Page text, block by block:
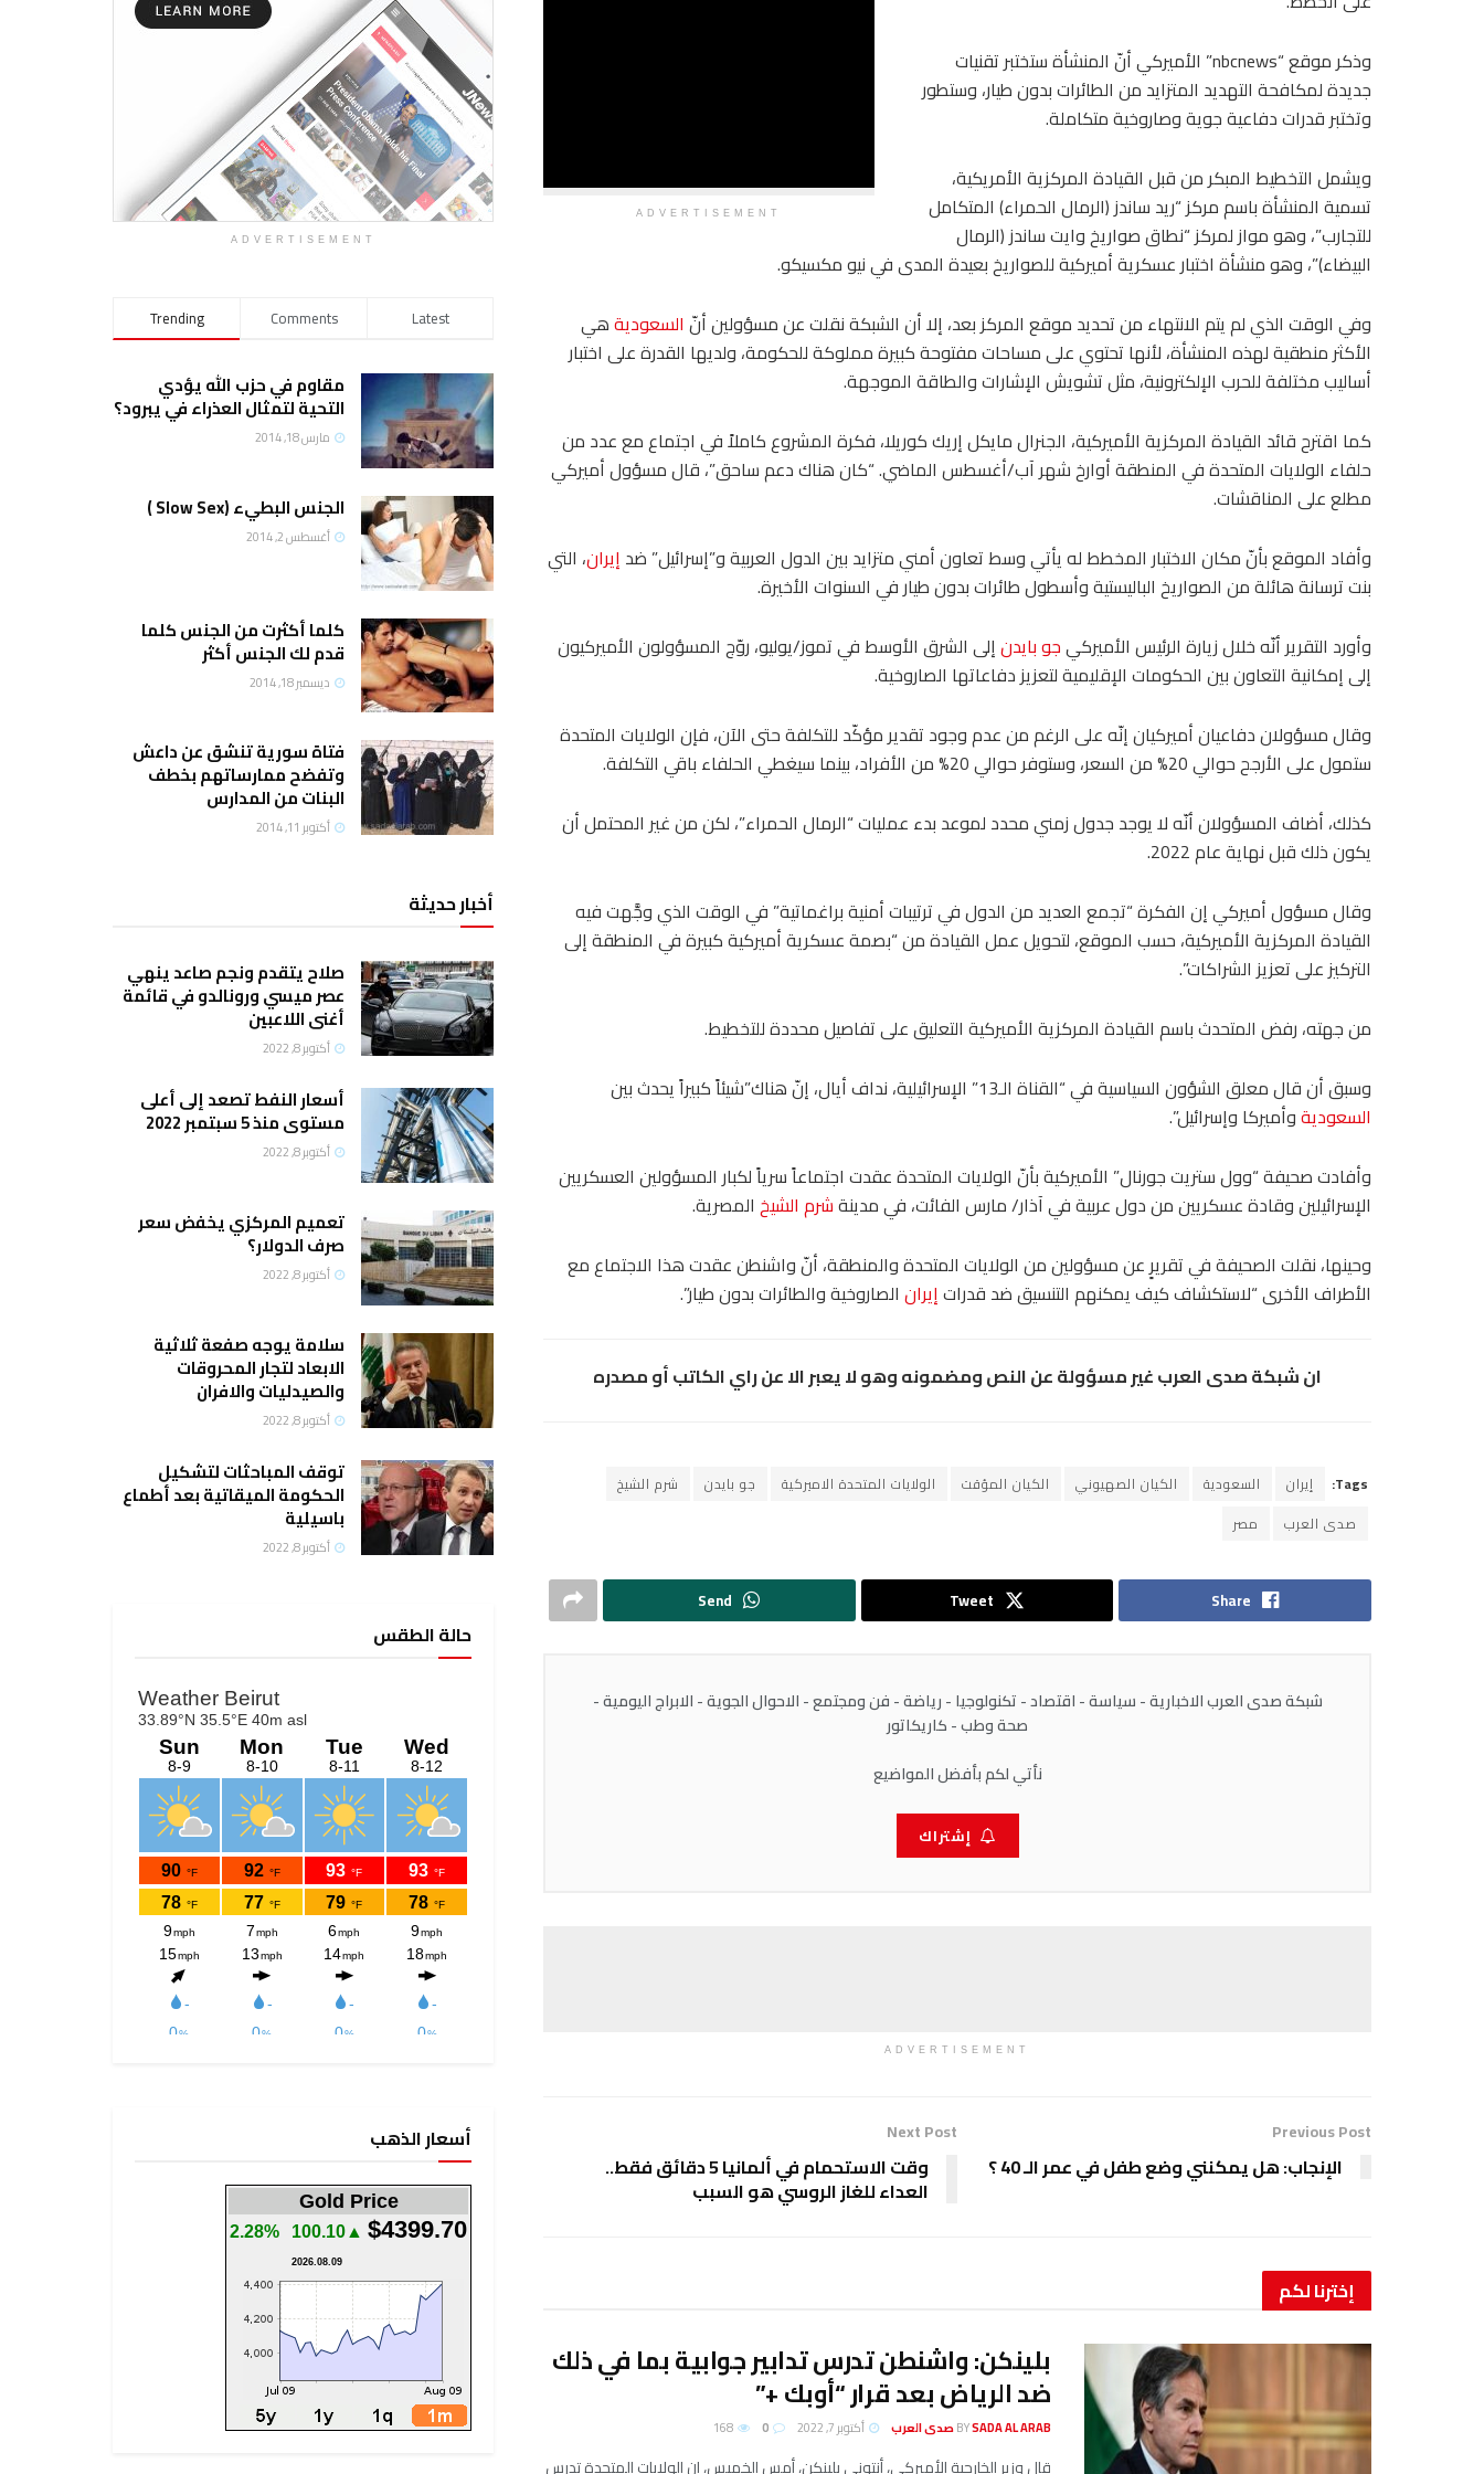
ADVERTISEMENT
وذكر موقع “nbcnews” الأميركي أنّ المنشأة ستختبر تقنيات
جديدة لمكافحة التهديد المتزايد من الطائرات بدون طيار، وستطور
وتختبر قدرات دفاعية جوية وصاروخية متكاملة.
ويشمل التخطيط المبكر من قبل القيادة المركزية الأمريكية،
تسمية المنشأة باسم مركز “ريد ساندز (الرمال الحمراء) المتكامل
للتجارب”، وهو مواز لمركز “نطاق صواريخ وايت ساندز (الرمال
البيضاء)”، وهو منشأة اختبار عسكرية أميركية للصواريخ بعيدة المدى في نيو مكسيكو.
وفي الوقت الذي لم يتم الانتهاء من تحديد موقع المركز بعد، إلا أن الشبكة نقلت عن مسؤولين أنّ السعوديةهي
الأكثر منطقية لهذه المنشأة، لأنها تحتوي على مساحات مفتوحة كبيرة مملوكة للحكومة، ولديها القدرة على اختبار
أساليب مختلفة للحرب الإلكترونية، مثل تشويش الإشارات والطاقة الموجهة.
كما اقترح قائد القيادة المركزية الأميركية، الجنرال مايكل إريك كوريلا، فكرة المشروع كاملاً في اجتماع مع عدد من
حلفاء الولايات المتحدة في المنطقة أوارخ شهر آب/أغسطس الماضي. “كان هناك دعم ساحق”، قال مسؤول أميركي
مطلع على المناقشات.
وأفاد الموقع بأنّ مكان الاختبار المخطط له يأتي وسط تعاون أمني متزايد بين الدول العربية و”إسرائيل” ضد إيران، التي
بنت ترسانة هائلة من الصواريخ الباليستية وأسطول طائرات بدون طيار في السنوات الأخيرة.
وأورد التقرير أنّه خلال زيارة الرئيس الأميركيجو بايدنإلى الشرق الأوسط في تموز/يوليو، روّج المسؤولون الأميركيون
إلى إمكانية التعاون بين الحكومات الإقليمية لتعزيز دفاعاتها الصاروخية.
وقال مسؤولان دفاعيان أميركيان إنّه على الرغم من عدم وجود تقدير مؤكّد للتكلفة حتى الآن، فإن الولايات المتحدة
ستمول على الأرجح حوالي 20% من السعر، وستوفر حوالي 20% من الأفراد، بينما سيغطي الحلفاء باقي التكلفة.
كذلك، أضاف المسؤولان أنّه لا يوجد جدول زمني محدد لموعد بدء عمليات “الرمال الحمراء”، لكن من غير المحتمل أن
يكون ذلك قبل نهاية عام 2022.
وقال مسؤول أميركي إن الفكرة “تجمع العديد من الدول في ترتيبات أمنية براغماتية” في الوقت الذي وجَّهت فيه
القيادة المركزية الأميركية، حسب الموقع، لتحويل عمل القيادة من “بصمة عسكرية أميركية كبيرة في المنطقة إلى
التركيز على تعزيز الشراكات”.
من جهته، رفض المتحدث باسم القيادة المركزية الأميركية التعليق على تفاصيل محددة للتخطيط.
وسبق أن قال معلق الشؤون السياسية في “القناة الـ13” الإسرائيلية، نداف أيال، إنّ هناك”شيئاً كبيراً يحدث بين
السعوديةوأميركا وإسرائيل”.
وأفادت صحيفة “وول ستريت جورنال” الأميركية بأنّ الولايات المتحدة عقدت اجتماعاً سرياً لكبار المسؤولين العسكريين
الإسرائيلين وقادة عسكريين من دول عربية في آذار/ مارس الفائت، في مدينةشرم الشيخ المصرية.
وحينها، نقلت الصحيفة في تقريرٍ عن مسؤولين من الولايات المتحدة والمنطقة، أنّ واشنطن عقدت هذا الاجتماع مع
الأطراف الأخرى “لاستكشاف كيف يمكنهم التنسيق ضد قدراتإيران الصاروخية والطائرات بدون طيار”.
ان شبكة صدى العرب غير مسؤولة عن النص ومضمونه وهو لا يعبر الا عن راي الكاتب أو مصدره
Tags: إيران السعودية الكيان الصهيوني الكيان المؤقت الولايات المتحدة الاميركية جو بايدن
شرم الشيخ
صدى العرب
مصر
Share
Tweet
Send
شبكة صدى العرب الاخبارية - سياسة - اقتصاد - تكنولوجيا - رياضة - فن ومجتمع - الاحوال الجوية - الابراج اليومية -
صحة وطب - كاريكاتور
نأتي لكم بأفضل المواضيع
إشتراك
ADVERTISEMENT
Previous Post
الإنجاب: هل يمكنني وضع طفل في عمر الـ 40 ؟
Next Post
وقت الاستحمام في ألمانيا 5 دقائق فقط..
العداء للغاز الروسي هو السبب
إخترنالكم
بلينكن: واشنطن تدرس تدابير جوابية بما في ذلك
ضد الرياض بعد قرار “أوبك +”
BYSADA AL ARAB صدى العرب أكتوبر 7, 2022
قال وزير الخارجية الأميركي، أنتوني بلينكن، أمس الخميس، إن الولايات المتحدة تدرس
ADVERTISEMENT
Trending Comments Latest
مقاوم في حزب الله يؤدي
التحية لتمثال العذراء في يبرود؟
مارس 18, 2014
الجنس البطيء (Slow Sex )
أغسطس 2, 2014
كلما أكثرت من الجنس كلما
قدم لك الجنس أكثر
ديسمبر 18, 2014
فتاة سورية تنشق عن داعش
وتفضح ممارساتهم بخطف
البنات من المدارس
أكتوبر 11, 2014
أخبار حديثة
صلاح يتقدم ونجم صاعد ينهي
عصر ميسي ورونالدو في قائمة
أغنى اللاعبين
أكتوبر 8, 2022
أسعار النفط تصعد إلى أعلى
مستوى منذ 5 سبتمبر 2022
أكتوبر 8, 2022
تعميم المركزي يخفض سعر
صرف الدولار؟
أكتوبر 8, 2022
سلامة يوجه صفعة ثلاثية
الابعاد لتجار المحروقات
والصيدليات والافران
أكتوبر 8, 2022
توقف المباحثات لتشكيل
الحكومة الميقاتية بعد أطماع
باسيلية
أكتوبر 8, 2022
حالة الطقس
أسعار الذهب
Gold Price
$4399.70
▲100.10
2.28%
2026.08.09